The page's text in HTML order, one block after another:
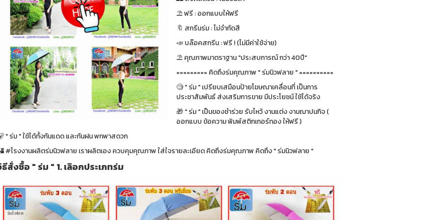
⛱ ฟรี : ออกแบบให้ฟรี
🔖 สกรีนร่ม : ไม่จำกัดสี
📣 บล๊อคสกรีน : ฟรี ! (ไม่มีค่าใช้จ่าย)
⛱ คุณภาพมาตราฐาน "ประสบการณ์ กว่า 40ปี"
========= คิดถึงร่มคุณภาพ " ร่มนิวฟลาย " ==========
🧐 " ร่ม " เปรียบเสมือนป้ายโฆษณาเคลื่อนที่ เป็นการ
ประชาสัมพันธ์ ส่งเสริมการขาย มีประโยชน์ ใช้ได้จริง
🎁 " ร่ม " เป็นของชำร่วย รับไหว้ งานแต่ง งานฌาปนกิจ (
ออกแบบ ข้อความ พิมพ์สติกเกอร์ทอง ให้ฟรี )
" ร่ม " ใช้ได้ทั้งกันแดด และกันฝน พกพาสดวก
#โรงงานผลิตร่มนิวฟลาย เราผลิตเอง ควบคุมคุณภาพ ใส่ใจรายละเอียด คิดถึงร่มคุณภาพ คิดถึง " ร่มนิวฟลาย "
สั่งซื้อ " ร่ม " 1. เลิอกประเภทร่ม